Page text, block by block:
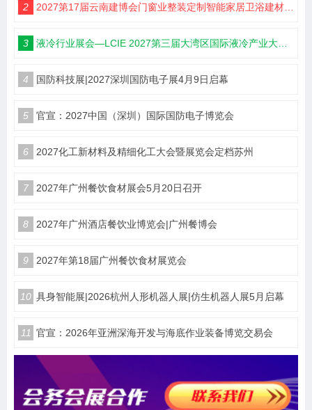
2 2027第17届云南建博会门窗业整装定制智能家居卫浴建材展会
3 液冷行业展会—LCIE 2027第三届大湾区国际液冷产业大会暨展览会（深圳）
4 国防科技展|2027深圳国防电子展4月9日启幕
5 官宣：2027中国（深圳）国际国防电子博览会
6 2027化工新材料及精细化工大会暨展览会定档苏州
7 2027年广州餐饮食材展会5月20日召开
8 2027年广州酒店餐饮业博览会|广州餐博会
9 2027年第18届广州餐饮食材展览会
10 具身智能展|2026杭州人形机器人展|仿生机器人展5月启幕
11 官宣：2026年亚洲深海开发与海底作业装备博览交易会